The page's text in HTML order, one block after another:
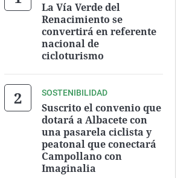
La Vía Verde del
Renacimiento se
convertirá en referente
nacional de
cicloturismo
SOSTENIBILIDAD
Suscrito el convenio que
dotará a Albacete con
una pasarela ciclista y
peatonal que conectará
Campollano con
Imaginalia